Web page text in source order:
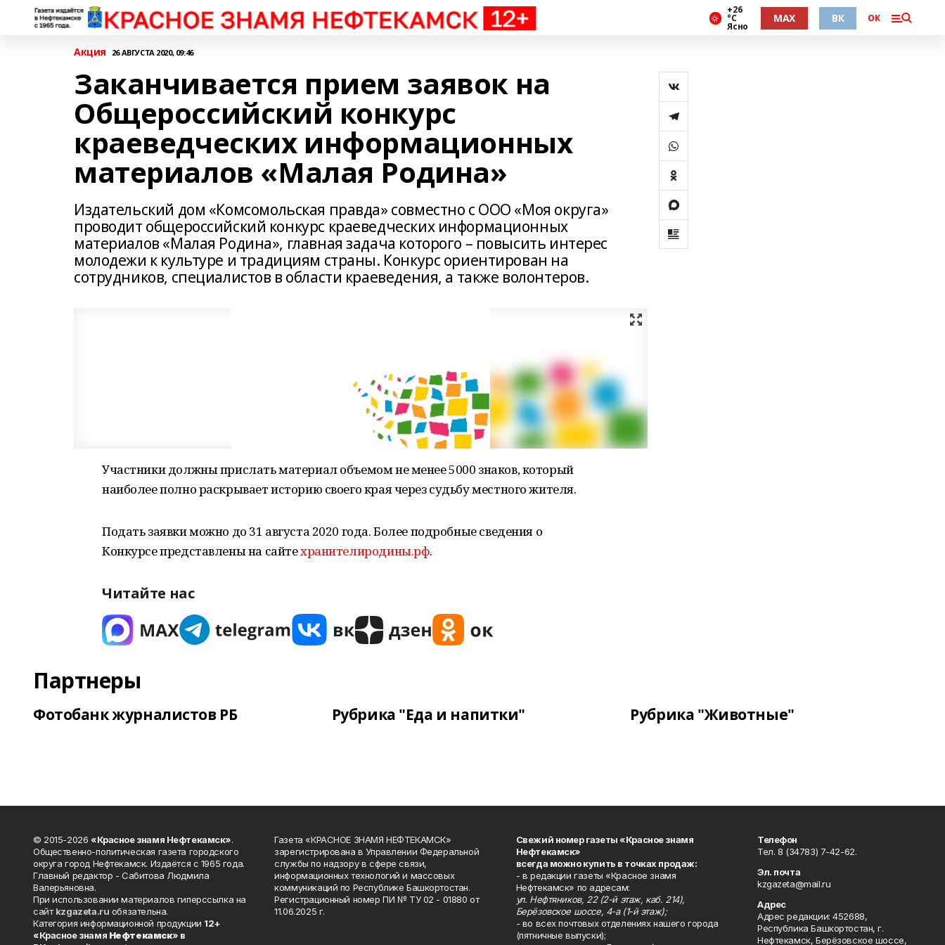
+26
°С
Ясно
MAX ВК ОК
Акция 26 АВГУСТА 2020, 09:46
Заканчивается прием заявок на
Общероссийский конкурс
краеведческих информационных
материалов «Малая Родина»
Издательский дом «Комсомольская правда» совместно с ООО «Моя округа»
проводит общероссийский конкурс краеведческих информационных
материалов «Малая Родина», главная задача которого – повысить интерес
молодежи к культуре и традициям страны. Конкурс ориентирован на
сотрудников, специалистов в области краеведения, а также волонтеров.
Участники должны прислать материал объемом не менее 5000 знаков, который
наиболее полно раскрывает историю своего края через судьбу местного жителя.
Подать заявки можно до 31 августа 2020 года. Более подробные сведения о
Конкурсе представлены на сайтехранителиродины.рф.
Читайте нас
Партнеры
Фотобанк журналистов РБ Рубрика "Еда и напитки" Рубрика "Животные"
© 2015-2026 «Красное знамя Нефтекамск».
Общественно-политическая газета городского
округа город Нефтекамск. Издаётся с 1965 года.
Главный редактор - Сабитова Людмила
Валерьяновна.
При использовании материалов гиперссылка на
сайтkzgazeta.ru обязательна.
Категория информационной продукции 12+
«Красное знамя Нефтекамск» в
Газета «КРАСНОЕ ЗНАМЯ НЕФТЕКАМСК»
зарегистрирована в Управлении Федеральной
службы по надзору в сфере связи,
информационных технологий и массовых
коммуникаций по Республике Башкортостан.
Регистрационный номер ПИ № ТУ 02 - 01880 от
11.06.2025 г.
Свежий номер газеты «Красное знамя
Нефтекамск»
всегда можно купить в точках продаж:
- в редакции газеты «Красное знамя
Нефтекамск» по адресам:
ул. Нефтяников, 22 (2-й этаж, каб. 214),
Берёзовское шоссе, 4-а (1-й этаж);
- во всех почтовых отделениях нашего города
(пятничные выпуски);
Телефон
Тел. 8 (34783) 7-42-62.
Эл. почта
kzgazeta@mail.ru
Адрес
Адрес редакции: 452688,
Республика Башкортостан, г.
Нефтекамск, Берёзовское шоссе,